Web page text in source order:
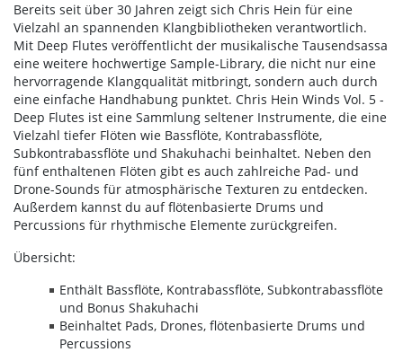
Bereits seit über 30 Jahren zeigt sich Chris Hein für eine
Vielzahl an spannenden Klangbibliotheken verantwortlich.
Mit Deep Flutes veröffentlicht der musikalische Tausendsassa
eine weitere hochwertige Sample-Library, die nicht nur eine
hervorragende Klangqualität mitbringt, sondern auch durch
eine einfache Handhabung punktet. Chris Hein Winds Vol. 5 -
Deep Flutes ist eine Sammlung seltener Instrumente, die eine
Vielzahl tiefer Flöten wie Bassflöte, Kontrabassflöte,
Subkontrabassflöte und Shakuhachi beinhaltet. Neben den
fünf enthaltenen Flöten gibt es auch zahlreiche Pad- und
Drone-Sounds für atmosphärische Texturen zu entdecken.
Außerdem kannst du auf flötenbasierte Drums und
Percussions für rhythmische Elemente zurückgreifen.
Übersicht:
Enthält Bassflöte, Kontrabassflöte, Subkontrabassflöte
und Bonus Shakuhachi
Beinhaltet Pads, Drones, flötenbasierte Drums und
Percussions